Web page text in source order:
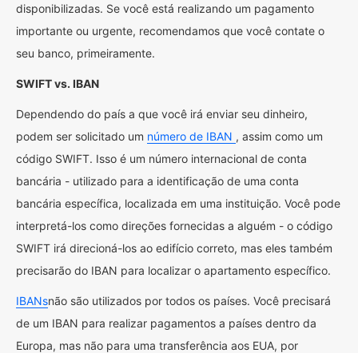
disponibilizadas. Se você está realizando um pagamento
importante ou urgente, recomendamos que você contate o
seu banco, primeiramente.
SWIFT vs. IBAN
Dependendo do país a que você irá enviar seu dinheiro,
podem ser solicitado um número de IBAN , assim como um
código SWIFT. Isso é um número internacional de conta
bancária - utilizado para a identificação de uma conta
bancária específica, localizada em uma instituição. Você pode
interpretá-los como direções fornecidas a alguém - o código
SWIFT irá direcioná-los ao edifício correto, mas eles também
precisarão do IBAN para localizar o apartamento específico.
IBANsnão são utilizados por todos os países. Você precisará
de um IBAN para realizar pagamentos a países dentro da
Europa, mas não para uma transferência aos EUA, por